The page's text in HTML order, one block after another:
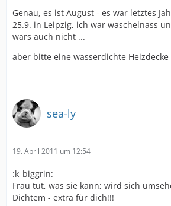
Genau, es ist August - es war letztes
25.9. in Leipzig, ich war waschelnass
wars auch nicht ...
aber bitte eine wasserdichte
sea-ly
19. April 2011 um 12:54
:k_biggrin:
Frau tut, was sie kann; wird sich
Dichtem - extra für dich!!!